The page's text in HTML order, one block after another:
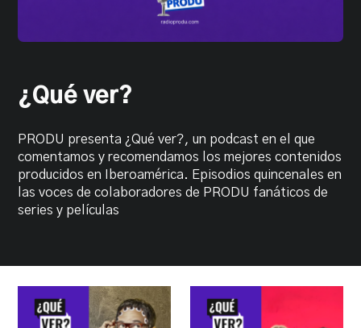
¿Qué ver?
PRODU presenta ¿Qué ver?, un podcast en el que
comentamos y recomendamos los mejores contenidos
producidos en Iberoamérica. Episodios quincenales en
las voces de colaboradores de PRODU fanáticos de
series y películas